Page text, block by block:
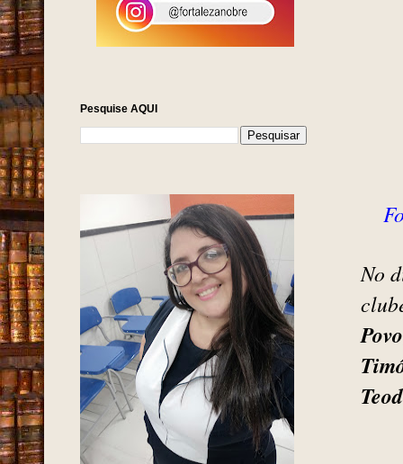
No
Povo
Pesquise AQUI